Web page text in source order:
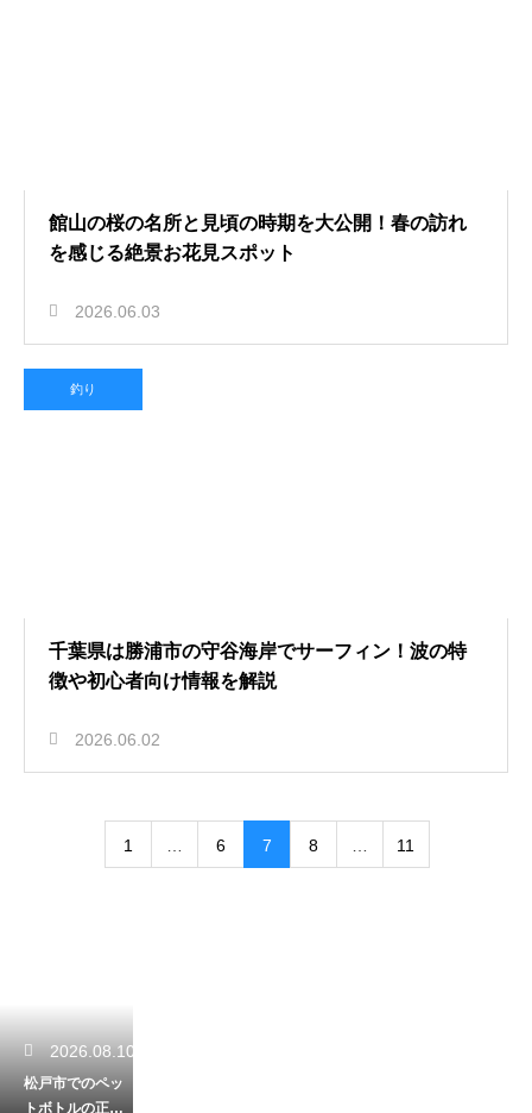
館山の桜の名所と見頃の時期を大公開！春の訪れ
を感じる絶景お花見スポット
2026.06.03
釣り
千葉県は勝浦市の守谷海岸でサーフィン！波の特
徴や初心者向け情報を解説
2026.06.02
1 6 7 8 11
2026.08.10
松戸市でのペッ
トボトルの正し